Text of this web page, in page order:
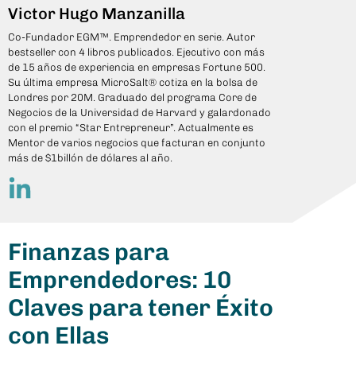
Victor Hugo Manzanilla
Co-Fundador EGM™. Emprendedor en serie. Autor
bestseller con 4 libros publicados. Ejecutivo con más
de 15 años de experiencia en empresas Fortune 500.
Su última empresa MicroSalt® cotiza en la bolsa de
Londres por 20M. Graduado del programa Core de
Negocios de la Universidad de Harvard y galardonado
con el premio “Star Entrepreneur”. Actualmente es
Mentor de varios negocios que facturan en conjunto
más de $1billón de dólares al año.
Finanzas para
Emprendedores: 10
Claves para tener Éxito
con Ellas